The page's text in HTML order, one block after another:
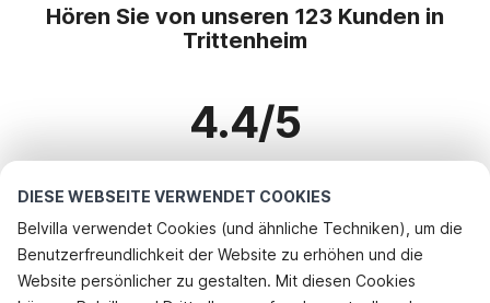
DIESE WEBSEITE VERWENDET COOKIES
Belvilla verwendet Cookies (und ähnliche Techniken), um die
Benutzerfreundlichkeit der Website zu erhöhen und die
Website persönlicher zu gestalten. Mit diesen Cookies
Hören Sie von unseren 123 Kunden in
Trittenheim
4.4/5
Beliebteste Reiseziele für Urlaub